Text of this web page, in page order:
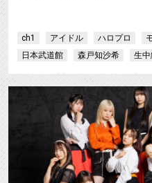
ch1 アイドル ハロプロ
日本武道館
森戸知沙希 生中